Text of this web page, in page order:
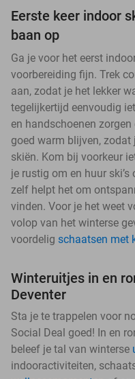
Eerste keer indoor
baan op
Ga je voor het eerst
voorbereiding fijn. Trek
aan, zodat je het lekker
tegelijkertijd eenvoudig
en handschoenen
goed warm blijven,
skiën. Kom bij voorkeur
je rustig om en huur
zelf helpt het om
vinden. Voor je het weet
volop van het winterse
voordelig schaatsen met
Winteruitjes in en
Deventer
Sta je te trappelen voor
Social Deal goed! In en
beleef je tal van winterse
indooractiviteiten,